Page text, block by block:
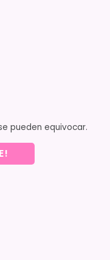
pueden equivocar.